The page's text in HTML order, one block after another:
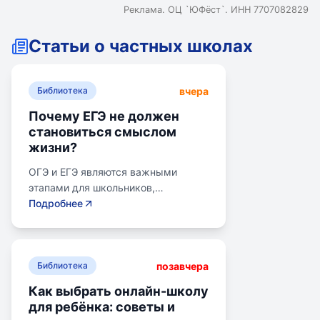
Реклама. ОЦ `ЮФёст`. ИНН 7707082829
Статьи о частных школах
Библиотека вчера
Почему ЕГЭ не должен
становиться смыслом
жизни?
ОГЭ и ЕГЭ являются важными
этапами для школьников,
готовящихся к переходу на
старшего подросткового и
помогает детям развивать
личностные навыки, получать опыт
Подробнее
Библиотека позавчера
Как выбрать онлайн-школу
для ребёнка: советы и